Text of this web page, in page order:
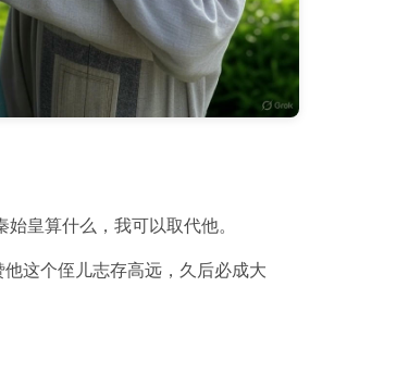
皇算什么，我可以取代他。
这个侄儿志存高远，久后必成大